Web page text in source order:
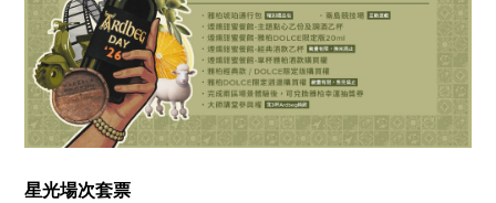
星光場次套票